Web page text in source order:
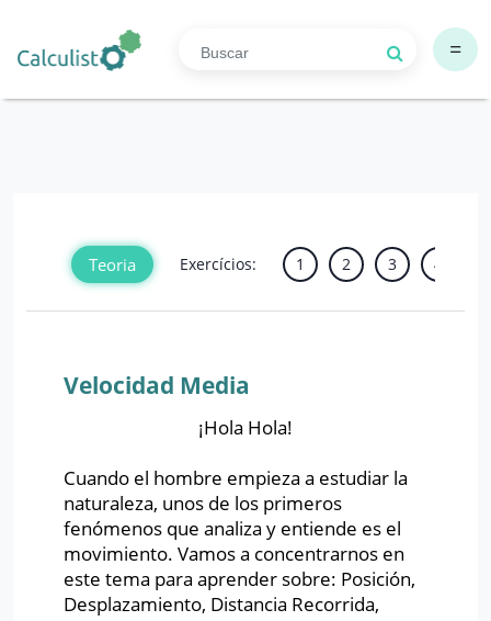
=
Teoria Exercícios: 1 2 3 4
Velocidad Media
¡Hola Hola!
Cuando el hombre empieza a estudiar la
naturaleza, unos de los primeros
fenómenos que analiza y entiende es el
movimiento. Vamos a concentrarnos en
este tema para aprender sobre: Posición,
Desplazamiento, Distancia Recorrida,